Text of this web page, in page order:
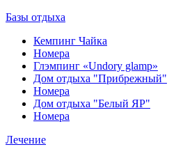
Базы отдыха
Кемпинг Чайка
Номера
Глэмпинг «Undory glamp»
Дом отдыха "Прибрежный"
Номера
Дом отдыха "Белый ЯР"
Номера
Лечение